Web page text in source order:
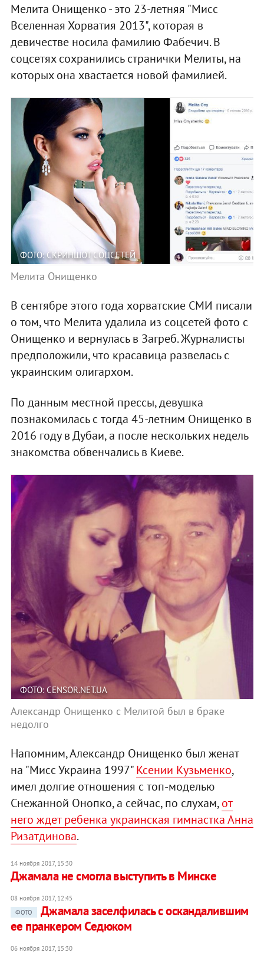
Мелита Онищенко - это 23-летняя "Мисс
Вселенная Хорватия 2013", которая в
девичестве носила фамилию Фабечич. В
соцсетях сохранились странички Мелиты, на
которых она хвастается новой фамилией.
ФОТО: СКРИНШОТ СОЦСЕТЕЙ
Мелита Онищенко
В сентябре этого года хорватские СМИ писали
о том, что Мелита удалила из соцсетей фото с
Онищенко и вернулась в Загреб. Журналисты
предположили, что красавица развелась с
украинским олигархом.
По данным местной прессы, девушка
познакомилась с тогда 45-летним Онищенко в
2016 году в Дубаи, а после нескольких недель
знакомства обвенчались в Киеве.
ФОТО: CENSOR.NET.UA
Александр Онищенко с Мелитой был в браке
недолго
Напомним, Александр Онищенко был женат
на "Мисс Украина 1997"Ксении Кузьменко,
имел долгие отношения с топ-моделью
Снежанной Онопко, а сейчас, по слухам,от
него ждет ребенка украинская гимнастка Анна
Ризатдинова.
14 ноября 2017, 15:30
Джамала не смогла выступить в Минске
08 ноября 2017, 12:45
ФОТО
Джамала заселфилась с оскандалившим
ее пранкером Седюком
06 ноября 2017, 15:30